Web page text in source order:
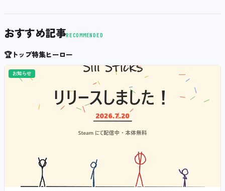
おすすめ記事RECOMMENDED
🏆トップ特集ヒーロー
お知らせ